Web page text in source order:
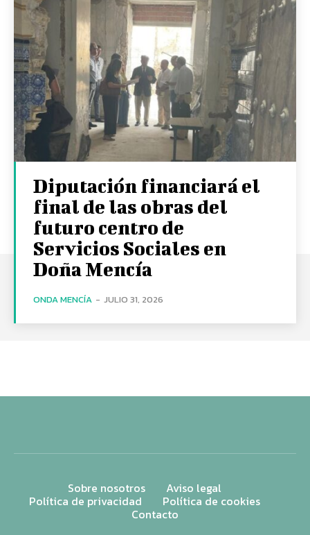
Diputación financiará el
final de las obras del
futuro centro de
Servicios Sociales en
Doña Mencía
ONDA MENCÍA - JULIO 31, 2026
Sobre nosotros Aviso legal
Política de privacidad Política de cookies
Contacto